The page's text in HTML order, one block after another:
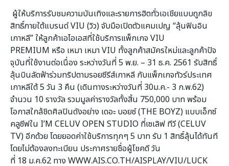
ผู้ให้บริการรับชมความบันเทิงและรายการฮิตทั่วเอเชียแบบถูกลิข
สิทธิ์ภายใต้แบรนด์VIU (วิว) จับมือเปิดตัวแคมเปญ “ลุ้นฟินอิน
เกาหลี”ให้ลูกค้าเอไอเอสที่ใช้บริการแพ็กเกจ VIU
PREMIUM หรือ เหมา เหมาVIU ทั้งลูกค้าสมัครใหม่และลูกค้าปัจ
จุบันที่ใช้งานต่อเนื่อง ระหว่างวันที่5 พ.ย. – 31 ธ.ค. 2561 รับสิทธิ์
ลุ้นบินลัดฟ้าร่วมทริปตามรอยซีรีส์เกาหลี กับแพ็กเกจทัวร์ประเทศ
เกาหลีใต้5 วัน 3 คืน (เดินทางระหว่างวันที่ 30ม.ค.- 3 ก.พ.62)
จำนวน 10 รางวัล รวมมูลค่ารางวัลทั้งสิ้น 750,000 บาท พร้อม
โอกาสใกล้ชิดศิลปินดังอย่าง เดอะ บอยซ์ (THE BOYZ) แบบเอ็กซ์
คลูซีฟใน I’M CELUV OPEN STUDIO ที่เซเลิฟ ทีวี (CELUV
TV) อีกด้วย โดยยอดค่าใช้บริการทุกๆ5 บาท รับ 1 สิทธิ์ลุ้นได้ทันที
โดยไม่ต้องลงทะเบียน ประกาศรายชื่อผู้โชคดี วัน
ที่ 18 ม.ค.62 ทาง WWW.AIS.CO.TH/AISPLAY/VIU/LUCK